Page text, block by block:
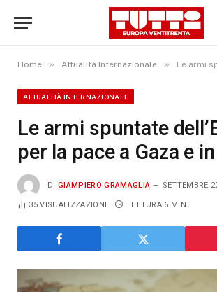
Home » Attualità Internazionale » Le armi spuntate
ATTUALITÀ INTERNAZIONALE
Le armi spuntate
per la pace a Gaza e
DI GIAMPIERO GRAMAGLIA SETTEMBRE
35VISUALIZZAZIONI LETTURA 6 MIN.